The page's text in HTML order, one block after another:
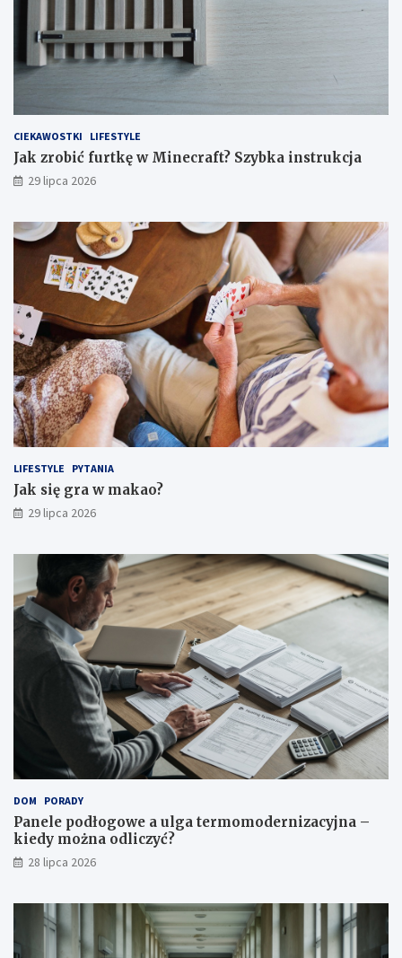
CIEKAWOSTKI LIFESTYLE
Jak zrobić furtkę w Minecraft? Szybka instrukcja
29 lipca 2026
LIFESTYLE PYTANIA
Jak się gra w makao?
29 lipca 2026
DOM PORADY
Panele podłogowe a ulga termomodernizacyjna –
kiedy można odliczyć?
28 lipca 2026